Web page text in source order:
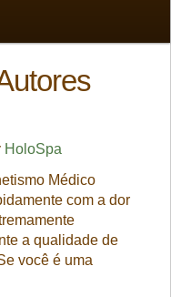
HoloSpa
Médico
com a dor
a qualidade de
você é uma